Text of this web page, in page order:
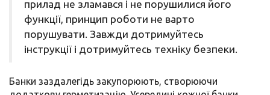
прилад не зламався і не порушилися його
функції, принцип роботи не варто
порушувати. Завжди дотримуйтесь
інструкції і дотримуйтесь техніку безпеки.
Банки заздалегідь закупорюють, створюючи